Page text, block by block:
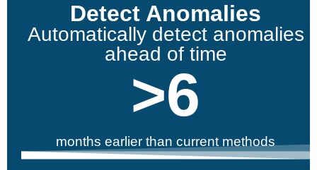
Detect Anomalies
Automatically detect anomalies
ahead of time
months earlier than current methods
>6